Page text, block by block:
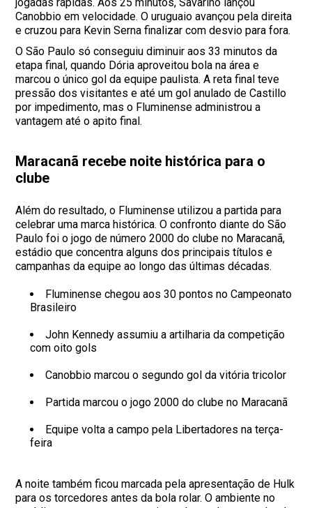
Canobbio em velocidade. O uruguaio avançou pela direita
e cruzou para Kevin Serna finalizar com desvio para fora.
O São Paulo só conseguiu diminuir aos 33 minutos da
etapa final, quando Dória aproveitou bola na área e
marcou o único gol da equipe paulista. A reta final teve
pressão dos visitantes e até um gol anulado de Castillo
por impedimento, mas o Fluminense administrou a
vantagem até o apito final.
Maracanã recebe noite histórica para o
clube
Além do resultado, o Fluminense utilizou a partida para
celebrar uma marca histórica. O confronto diante do São
Paulo foi o jogo de número 2000 do clube no Maracanã,
estádio que concentra alguns dos principais títulos e
campanhas da equipe ao longo das últimas décadas.
Fluminense chegou aos 30 pontos no Campeonato
Brasileiro
John Kennedy assumiu a artilharia da competição
com oito gols
Canobbio marcou o segundo gol da vitória tricolor
Partida marcou o jogo 2000 do clube no Maracanã
Equipe volta a campo pela Libertadores na terça-
feira
A noite também ficou marcada pela apresentação de Hulk
para os torcedores antes da bola rolar. O ambiente no